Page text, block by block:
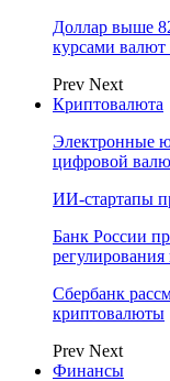
Доллар выше
курсами валют
Prev Next
Криптовалюта
Электронные
цифровой
ИИ-стартапы
Банк России
Сбербанк
криптовалюты
Prev Next
Финансы